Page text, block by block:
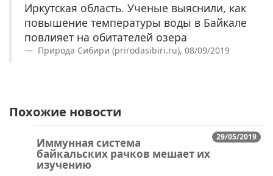
Иркутская область. Ученые выяснили, как
повышение температуры воды в Байкале
повлияет на обитателей озера
Природа Сибири (prirodasibiri.ru), 08/09/2019
Похожие новости
29/05/2019
Иммунная система
байкальских рачков мешает их
изучению